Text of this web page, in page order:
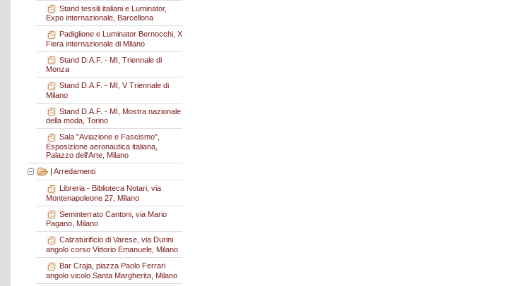
Stand tessili italiani e Luminator,
Expo internazionale, Barcellona
Padiglione e Luminator Bernocchi, X
Fiera internazionale di Milano
Stand D.A.F. - MI, Triennale di
Monza
Stand D.A.F. - MI, V Triennale di
Milano
Stand D.A.F. - MI, Mostra nazionale
della moda, Torino
Sala "Aviazione e Fascismo",
Esposizione aeronautica italiana,
Palazzo dell'Arte, Milano
| Arredamenti
Libreria - Biblioteca Notari, via
Montenapoleone 27, Milano
Seminterrato Cantoni, via Mario
Pagano, Milano
Calzaturificio di Varese, via Durini
angolo corso Vittorio Emanuele, Milano
Bar Craja, piazza Paolo Ferrari
angolo vicolo Santa Margherita, Milano